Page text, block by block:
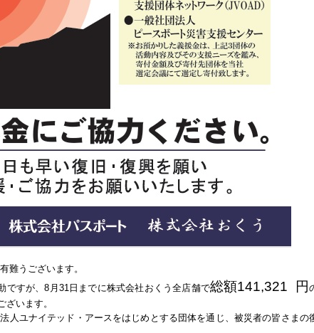
難うございます。
ですが、8月31日までに株式会社おくう全店舗で総額141,321 円
います。
人ユナイテッド・アースをはじめとする団体を通じ、被災者の皆さまの